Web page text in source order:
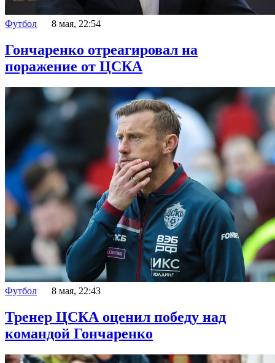
Футбол 8 мая, 22:54
Гончаренко отреагировал на
поражение от ЦСКА
Футбол 8 мая, 22:43
Тренер ЦСКА оценил победу над
командой Гончаренко